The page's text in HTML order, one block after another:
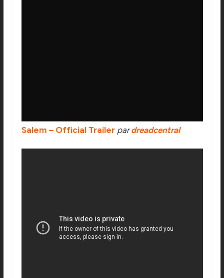
Salem – Official Trailer pardreadcentral